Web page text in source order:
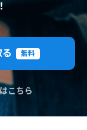
無料
こちら